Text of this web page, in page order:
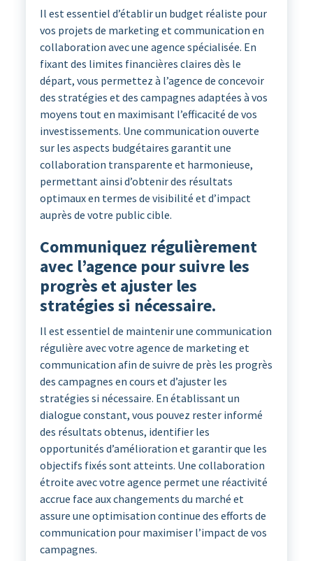
Il est essentiel d’établir un budget réaliste pour
vos projets de marketing et communication en
collaboration avec une agence spécialisée. En
fixant des limites financières claires dès le
départ, vous permettez à l’agence de concevoir
des stratégies et des campagnes adaptées à vos
moyens tout en maximisant l’efficacité de vos
investissements. Une communication ouverte
sur les aspects budgétaires garantit une
collaboration transparente et harmonieuse,
permettant ainsi d’obtenir des résultats
optimaux en termes de visibilité et d’impact
auprès de votre public cible.
Communiquez régulièrement
avec l’agence pour suivre les
progrès et ajuster les
stratégies si nécessaire.
Il est essentiel de maintenir une communication
régulière avec votre agence de marketing et
communication afin de suivre de près les progrès
des campagnes en cours et d’ajuster les
stratégies si nécessaire. En établissant un
dialogue constant, vous pouvez rester informé
des résultats obtenus, identifier les
opportunités d’amélioration et garantir que les
objectifs fixés sont atteints. Une collaboration
étroite avec votre agence permet une réactivité
accrue face aux changements du marché et
assure une optimisation continue des efforts de
communication pour maximiser l’impact de vos
campagnes.